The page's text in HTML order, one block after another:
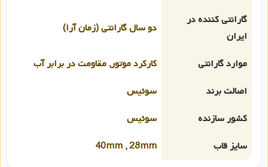
گارانتی کننده در
ایران
دو سال گارانتی (زمان آرا)
موارد گارانتی
کارکرد موتور, مقاومت در برابر آب
اصالت برند
سوئیس
کشور سازنده
سوئیس
سایز قاب
40mm , 28mm